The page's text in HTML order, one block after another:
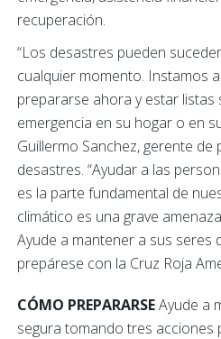
recuperación.
“Los desastres pueden
cualquier momento. Instamos
prepararse ahora y estar listas
emergencia en su hogar o en
Guillermo Sanchez, gerente
desastres. “Ayudar a las
es la parte fundamental de
climático es una grave
Ayude a mantener a sus seres
prepárese con la Cruz Roja
CÓMO PREPARARSEAyude a
segura tomando tres acciones